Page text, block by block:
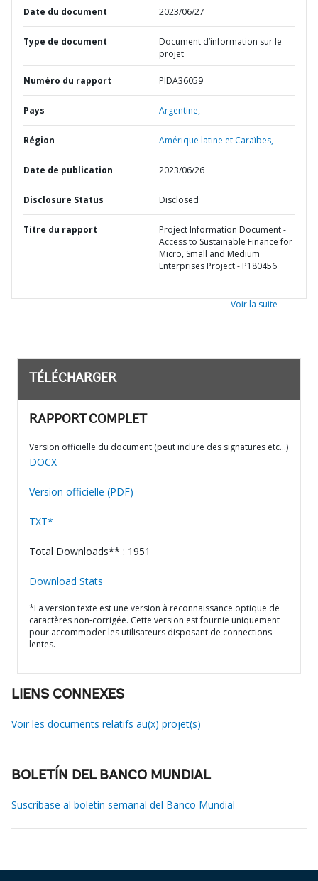
Date du document 2023/06/27
Type de document
Document d’information sur le
projet
Numéro du rapport PIDA36059
Pays Argentine,
Région Amérique latine et Caraïbes,
Date de publication 2023/06/26
Disclosure Status Disclosed
Titre du rapport
Project Information Document -
Access to Sustainable Finance for
Micro, Small and Medium
Enterprises Project - P180456
Voir la suite
TÉLÉCHARGER
RAPPORT COMPLET
Version officielle du document (peut inclure des signatures etc…)
DOCX
Version officielle (PDF)
TXT*
Total Downloads** : 1951
Download Stats
*La version texte est une version à reconnaissance optique de
caractères non-corrigée. Cette version est fournie uniquement
pour accommoder les utilisateurs disposant de connections
lentes.
LIENS CONNEXES
Voir les documents relatifs au(x) projet(s)
BOLETÍN DEL BANCO MUNDIAL
Suscríbase al boletín semanal del Banco Mundial